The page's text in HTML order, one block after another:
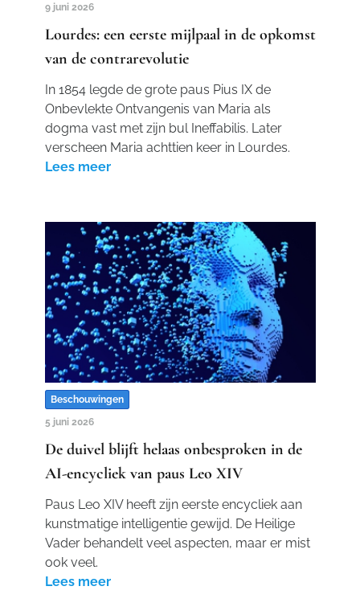
9 juni 2026
Lourdes: een eerste mijlpaal in de opkomst
van de contrarevolutie
In 1854 legde de grote paus Pius IX de
Onbevlekte Ontvangenis van Maria als
dogma vast met zijn bul Ineffabilis. Later
verscheen Maria achttien keer in Lourdes.
Lees meer
Beschouwingen
5 juni 2026
De duivel blijft helaas onbesproken in de
AI-encycliek van paus Leo XIV
Paus Leo XIV heeft zijn eerste encycliek aan
kunstmatige intelligentie gewijd. De Heilige
Vader behandelt veel aspecten, maar er mist
ook veel.
Lees meer